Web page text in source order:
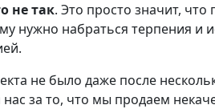
не так. Это просто значит,
нужно набраться терпения и
не было даже после
нас за то, что мы продаем